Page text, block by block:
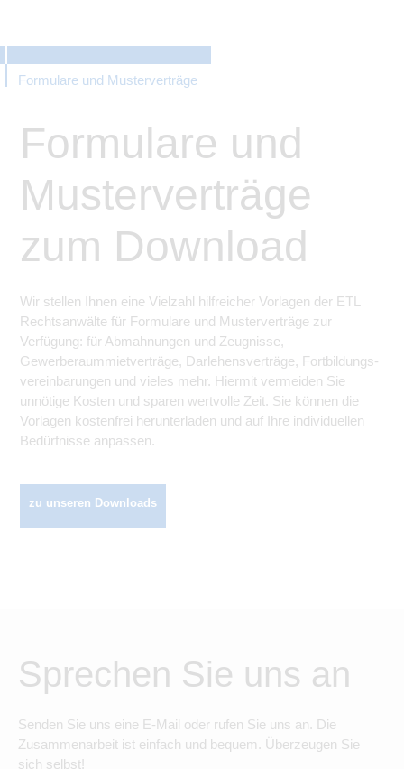
Formulare und Musterverträge
Formulare und
Musterverträge
zum Download
Wir stellen Ihnen eine Vielzahl hilfreicher Vorlagen der ETL
Rechtsanwälte für Formulare und Musterverträge zur
Verfügung: für Abmahnungen und Zeugnisse,
Gewerberaummietverträge, Darlehens­verträge, Fortbildungs­
vereinbarungen und vieles mehr. Hiermit vermeiden Sie
unnötige Kosten und sparen wertvolle Zeit. Sie können die
Vorlagen kostenfrei herunterladen und auf Ihre individuellen
Bedürfnisse anpassen.
zu unseren Downloads
Sprechen Sie uns an
Senden Sie uns eine E-Mail oder rufen Sie uns an. Die
Zusammenarbeit ist einfach und bequem. Überzeugen Sie
sich selbst!
können.